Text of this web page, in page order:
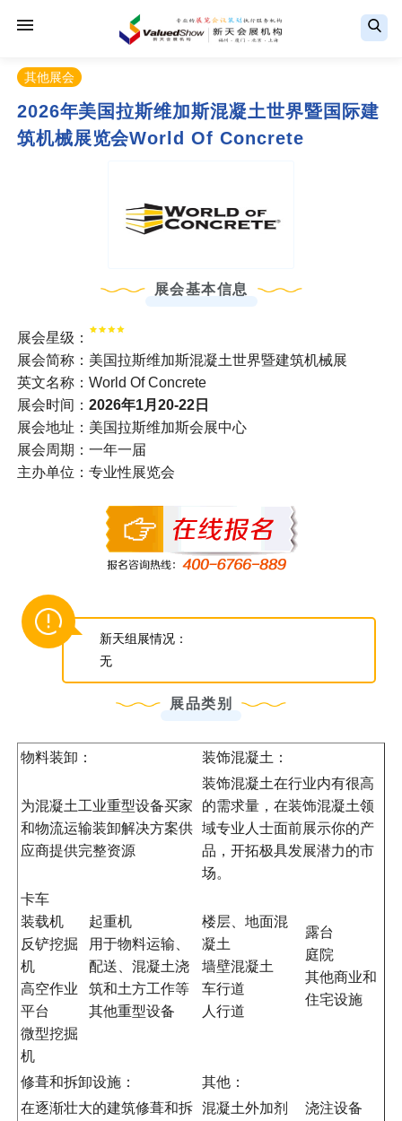
其他展会
2026年美国拉斯维加斯混凝土世界暨国际建
筑机械展览会World Of Concrete
展会基本信息
展会星级：
展会简称：美国拉斯维加斯混凝土世界暨建筑机械展
英文名称：World Of Concrete
展会时间： 2026年1月20-22日
展会地址：美国拉斯维加斯会展中心
展会周期：一年一届
主办单位：专业性展览会
新天组展情况：
无
展品类别
物料装卸： 装饰混凝土：
为混凝土工业重型设备买家
和物流运输装卸解决方案供
应商提供完整资源
装饰混凝土在行业内有很高
的需求量，在装饰混凝土领
域专业人士面前展示你的产
品，开拓极具发展潜力的市
场。
卡车
装载机
反铲挖掘
机
高空作业
平台
微型挖掘
机
起重机
用于物料运输、
配送、混凝土浇
筑和土方工作等
其他重型设备
楼层、地面混
凝土
墙壁混凝土
车行道
人行道
露台
庭院
其他商业和
住宅设施
修葺和拆卸设施：
其他：
在逐渐壮大的建筑修葺和拆
混凝土外加剂
浇注设备